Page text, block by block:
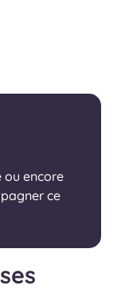
ou encore
ce